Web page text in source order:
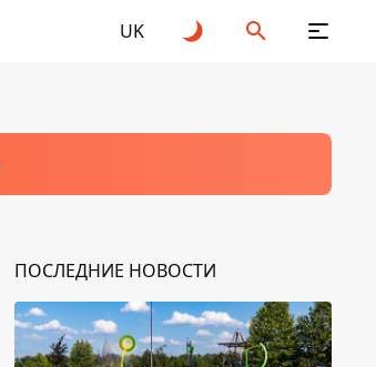
UK
ПОСЛЕДНИЕ НОВОСТИ